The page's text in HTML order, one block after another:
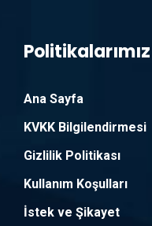
Politikalarımız
Ana Sayfa
KVKK Bilgilendirmesi
Gizlilik Politikası
Kullanım Koşulları
İstek ve Şikayet